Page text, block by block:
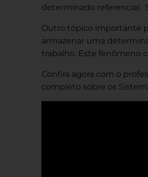
determinado referencial.
Outro tópico importante
armazenar uma
trabalho. Este fenômeno
Confira agora com o
completo sobre os